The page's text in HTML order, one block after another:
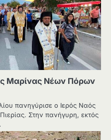
Μαρίνας Νέων Πόρων
πανηγύρισε ο Ιερός Ναός
Στην πανήγυρη, εκτός